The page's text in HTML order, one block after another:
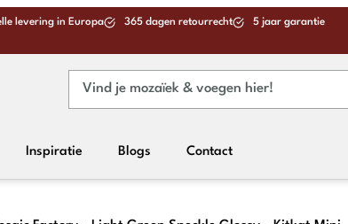
levering in Europa 365 dagen retourrecht 5 jaar garantie
Inspiratie Blogs Contact